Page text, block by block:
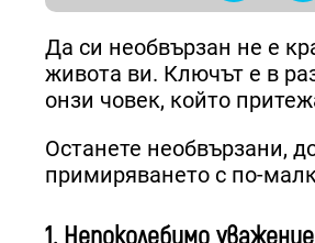
Да си необвързан не е
живота ви. Ключът е в
онзи човек, който
Останете необвързани,
примиряването с по-